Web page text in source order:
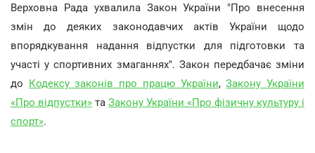
Верховна Рада ухвалила Закон України "Про внесення
змін до деяких законодавчих актів України щодо
впорядкування надання відпустки для підготовки та
участі у спортивних змаганнях". Закон передбачає зміни
до Кодексу законів про працю України,Закону України
«Про відпустки» та Закону України «Про фізичну культуру і
спорт».